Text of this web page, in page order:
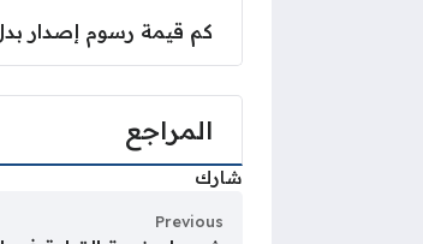
كم قيمة رسوم إصدار
المراجع
شارك
Previous